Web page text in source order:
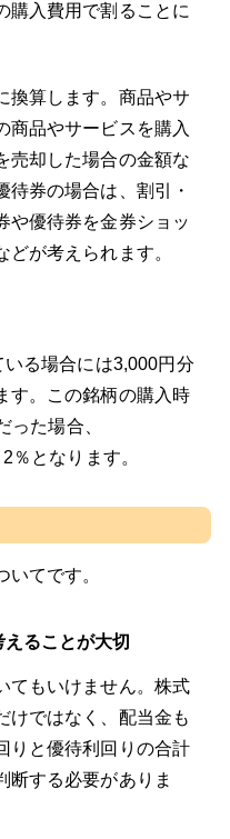
購入費用で割ることに
換算します。商品やサ
商品やサービスを購入
売却した場合の金額な
待券の場合は、割引・
や優待券を金券ショッ
が考えられます。
る場合には3,000円分
す。この銘柄の購入時
った場合、
％となります。
てです。
ることが大切
てもいけません。株式
けではなく、配当金も
りと優待利回りの合計
断する必要がありま